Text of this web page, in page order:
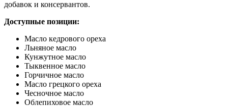
добавок и консервантов.
Доступные позиции:
Масло кедрового ореха
Льняное масло
Кунжутное масло
Тыквенное масло
Горчичное масло
Масло грецкого ореха
Чесночное масло
Облепиховое масло